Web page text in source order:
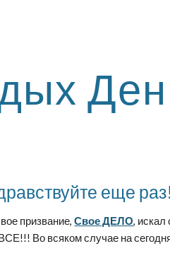
еще раз!
призвание,Свое ДЕЛО, искал
Во всяком случае на